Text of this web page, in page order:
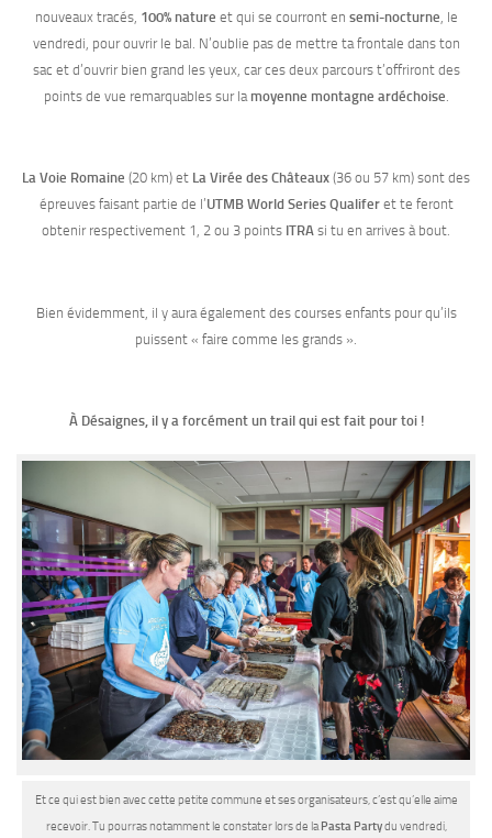
nouveaux tracés, 100% nature et qui se courront en semi-nocturne, le
vendredi, pour ouvrir le bal. N’oublie pas de mettre ta frontale dans ton
sac et d’ouvrir bien grand les yeux, car ces deux parcours t’offriront des
points de vue remarquables sur lamoyenne montagne ardéchoise.
La Voie Romaine (20 km) et La Virée des Châteaux (36 ou 57 km) sont des
épreuves faisant partie de l’UTMB World Series Qualifer et te feront
obtenir respectivement 1, 2 ou 3 points ITRA si tu en arrives à bout.
Bien évidemment, il y aura également des courses enfants pour qu’ils
puissent « faire comme les grands ».
À Désaignes, il y a forcément un trail qui est fait pour toi !
Et ce qui est bien avec cette petite commune et ses organisateurs, c’est qu’elle aime
recevoir. Tu pourras notamment le constater lors de laPasta Partydu vendredi,